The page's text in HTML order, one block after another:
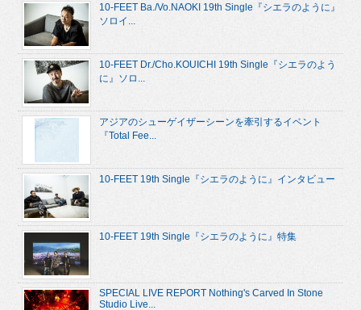
10-FEET Ba./Vo.NAOKI 19th Single『シエラのように』
ソロイ...
10-FEET Dr./Cho.KOUICHI 19th Single『シエラのよう
に』ソロ...
アジアのシューゲイザーシーンを牽引するイベント
『Total Fee...
10-FEET 19th Single『シエラのように』インタビュー
10-FEET 19th Single『シエラのように』特集
SPECIAL LIVE REPORT Nothing's Carved In Stone
Studio Live...